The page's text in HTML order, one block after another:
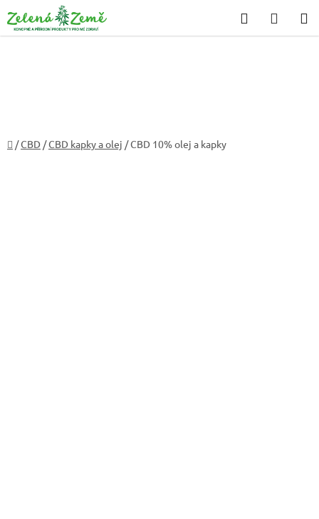
na
obsah
Hledat
KOŠÍK
Domů
/CBD /CBD kapky a olej /CBD 10% olej a kapky